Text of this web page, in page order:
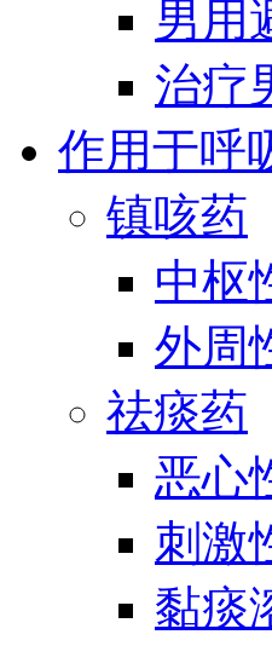
男用
治疗
作用于呼
镇咳药
中枢
外周
祛痰药
恶心
刺激
黏痰